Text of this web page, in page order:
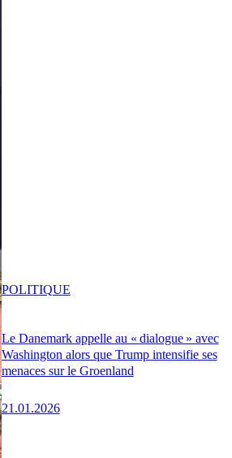
Le Danemark appelle au « dialogue » avec
Washington alors que Trump intensifie ses
menaces sur le Groenland
21.01.2026
POLITIQUE